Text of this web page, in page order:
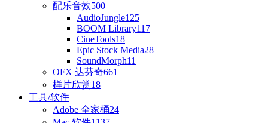
配乐音效500
AudioJungle125
BOOM Library117
CineTools18
Epic Stock Media28
SoundMorph11
OFX 达芬奇661
样片欣赏18
工具/软件
Adobe 全家桶24